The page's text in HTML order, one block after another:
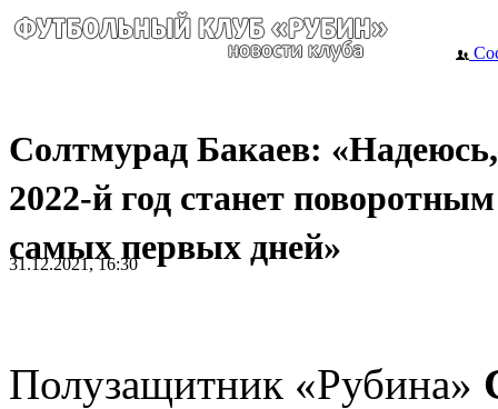
Солтмурад Бакаев: «Надеюсь,
2022-й год станет
самых первых дней»
31.12.2021, 16:30
Полузащитник «Рубина»